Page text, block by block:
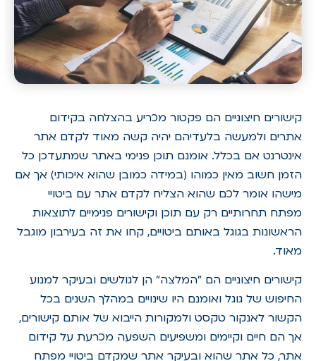
קישורים חיצוניים הם פקטור מכריע בהצלחה בקידום
אתרים ולמעשה בלעדיהם יהיה קשה מאוד לקדם אתר
אינטרנט אם בכלל. אומנם תוכן פנימי באתר שמתעדכן כל
הזמן חשוב מאין כמוהו (במידה כמובן שהוא איכותי) אך אם
מישהו אומר לכם שהוא הצליח לקדם אתר עם ביטויי
מפתח תחרותיים רק עם תוכן וקישורים פנימיים לתוצאות
הראשונות בגוגל באותם ביטויים, קחו את זה בעירבון מוגבל
מאוד.
קישורים חיצוניים הם "המלצה" הן לגולשים ובעיקר למנוע
החיפוש של גוגל ואומנם היו שינויים במהלך השנים בכל
הקשור לאנקור טקסט ולמקורות הייבוא של אותם קישורים,
אך הם חיים וקיימים ומשפיעים השפעה מכרעת על קידום
אתר, כל אתר שהוא ובעיקר אתר שמקדם ביטויי מפתח